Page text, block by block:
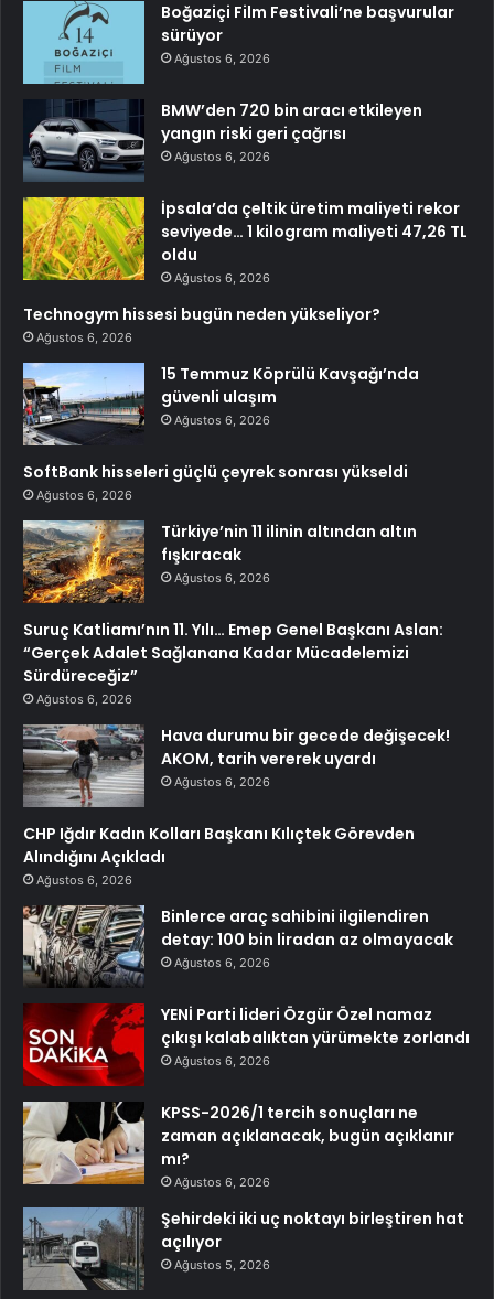
Boğaziçi Film Festivali’ne başvurular
sürüyor
Ağustos 6, 2026
BMW’den 720 bin aracı etkileyen
yangın riski geri çağrısı
Ağustos 6, 2026
İpsala’da çeltik üretim maliyeti rekor
seviyede… 1 kilogram maliyeti 47,26 TL
oldu
Ağustos 6, 2026
Technogym hissesi bugün neden yükseliyor?
Ağustos 6, 2026
15 Temmuz Köprülü Kavşağı’nda
güvenli ulaşım
Ağustos 6, 2026
SoftBank hisseleri güçlü çeyrek sonrası yükseldi
Ağustos 6, 2026
Türkiye’nin 11 ilinin altından altın
fışkıracak
Ağustos 6, 2026
Suruç Katliamı’nın 11. Yılı… Emep Genel Başkanı Aslan:
“Gerçek Adalet Sağlanana Kadar Mücadelemizi
Sürdüreceğiz”
Ağustos 6, 2026
Hava durumu bir gecede değişecek!
AKOM, tarih vererek uyardı
Ağustos 6, 2026
CHP Iğdır Kadın Kolları Başkanı Kılıçtek Görevden
Alındığını Açıkladı
Ağustos 6, 2026
Binlerce araç sahibini ilgilendiren
detay: 100 bin liradan az olmayacak
Ağustos 6, 2026
YENİ Parti lideri Özgür Özel namaz
çıkışı kalabalıktan yürümekte zorlandı
Ağustos 6, 2026
KPSS-2026/1 tercih sonuçları ne
zaman açıklanacak, bugün açıklanır
mı?
Ağustos 6, 2026
Şehirdeki iki uç noktayı birleştiren hat
açılıyor
Ağustos 5, 2026